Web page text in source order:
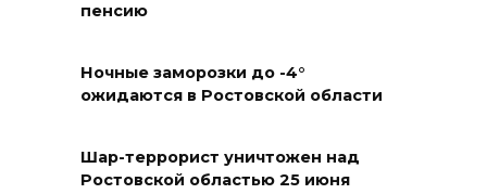
объявили штормовое
предупреждение из-за
08 августа 2026 09:32
пенсию
Ночные заморозки до -4°
ожидаются в Ростовской области
Шар-террорист уничтожен над
Ростовской областью 25 июня